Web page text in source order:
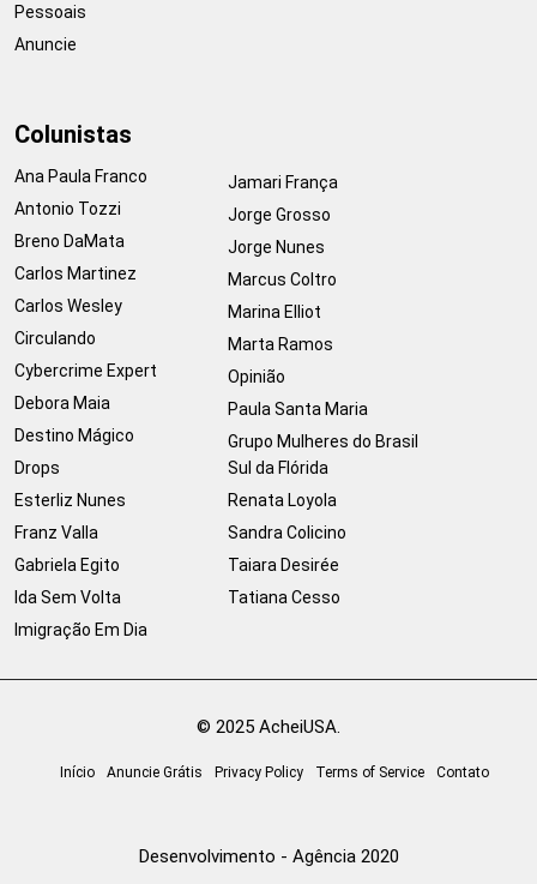
Pessoais
Anuncie
Colunistas
Ana Paula Franco
Antonio Tozzi
Breno DaMata
Carlos Martinez
Carlos Wesley
Circulando
Cybercrime Expert
Debora Maia
Destino Mágico
Drops
Esterliz Nunes
Franz Valla
Gabriela Egito
Ida Sem Volta
Imigração Em Dia
Jamari França
Jorge Grosso
Jorge Nunes
Marcus Coltro
Marina Elliot
Marta Ramos
Opinião
Paula Santa Maria
Grupo Mulheres do Brasil
Sul da Flórida
Renata Loyola
Sandra Colicino
Taiara Desirée
Tatiana Cesso
© 2025 AcheiUSA.
Início Anuncie Grátis Privacy Policy Terms of Service Contato
Desenvolvimento - Agência 2020